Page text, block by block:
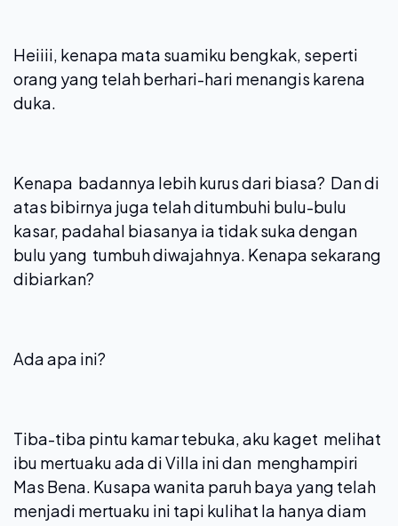
Heiiii, kenapa mata suamiku bengkak, seperti
orang yang telah berhari-hari menangis karena
duka.
Kenapa badannya lebih kurus dari biasa? Dan di
atas bibirnya juga telah ditumbuhi bulu-bulu
kasar, padahal biasanya ia tidak suka dengan
bulu yang tumbuh diwajahnya. Kenapa sekarang
dibiarkan?
Ada apa ini?
Tiba-tiba pintu kamar tebuka, aku kaget melihat
ibu mertuaku ada di Villa ini dan menghampiri
Mas Bena. Kusapa wanita paruh baya yang telah
menjadi mertuaku ini tapi kulihat Ia hanya diam